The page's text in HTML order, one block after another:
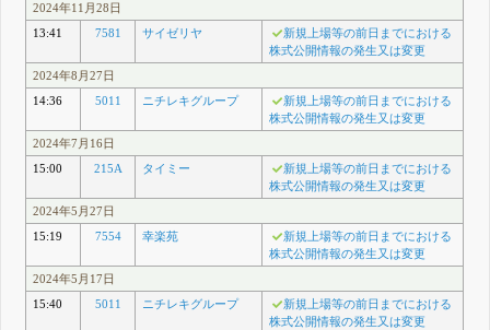
2024年11月28日
13:41
7581 サイゼリヤ
新規上場等の前日までにおける
株式公開情報の発生又は変更
2024年8月27日
14:36
5011 ニチレキグループ
新規上場等の前日までにおける
株式公開情報の発生又は変更
2024年7月16日
15:00
215A タイミー
新規上場等の前日までにおける
株式公開情報の発生又は変更
2024年5月27日
15:19
7554 幸楽苑
新規上場等の前日までにおける
株式公開情報の発生又は変更
2024年5月17日
15:40
5011 ニチレキグループ
新規上場等の前日までにおける
株式公開情報の発生又は変更